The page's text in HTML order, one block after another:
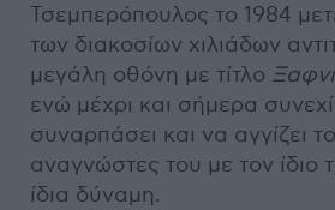
Τσεμπερόπουλος το 1984
των διακοσίων χιλιάδων
μεγάλη οθόνη με τίτλο
ενώ μέχρι και σήμερα
συναρπάσει και να αγγίζει
αναγνώστες του με τον ίδιο
ίδια δύναμη.